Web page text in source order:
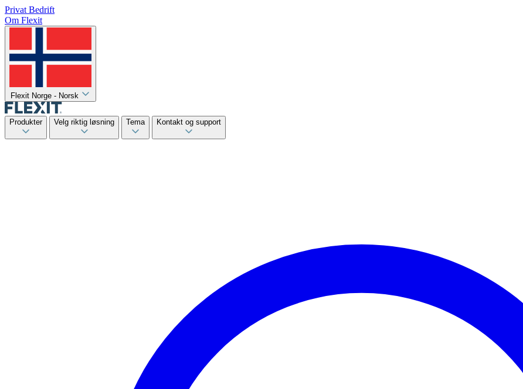
Privat Bedrift
Om Flexit
Flexit Norge - Norsk
Produkter Velg riktig løsning Tema Kontakt og support